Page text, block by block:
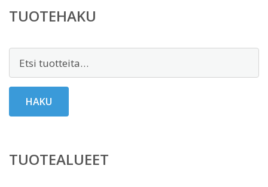
TUOTEHAKU
HAKU
TUOTEALUEET